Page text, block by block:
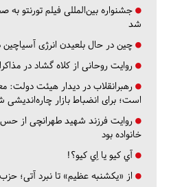
جشنواره بین‌المللی فیلم تورنتو
شد
چین در حال بلعیدن انرژی آسیاچین
روایت روحانی از کلاه گشاد در
رهبرانقلاب در دیدار هیئت
است؛ برای انضباط بازار چاره‌اندیشی
روایت فرزند شهید طهرانچی از
خانواده بود
آي كيو يا اِي كيو؟!
از «یکشنبه عظیم» تا نبرد آتی؛